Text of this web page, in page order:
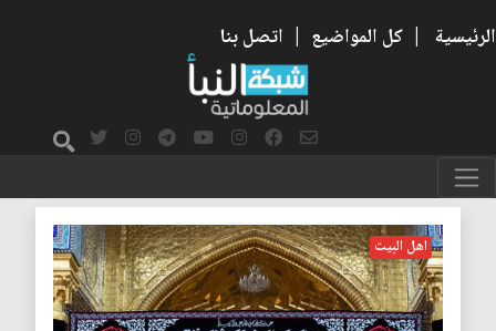
الرئيسية | كل المواضيع | اتصل بنا
السيدة خديجة
اهل البيت